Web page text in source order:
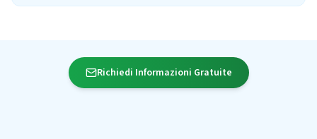
Richiedi Informazioni Gratuite